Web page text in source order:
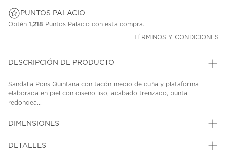
PUNTOS PALACIO
Obtén 1,218 Puntos Palacio con esta compra.
TÉRMINOS Y CONDICIONES
DESCRIPCIÓN DE PRODUCTO
Sandalia Pons Quintana con tacón medio de cuña y plataforma
elaborada en piel con diseño liso, acabado trenzado, punta
redondea...
DIMENSIONES
DETALLES